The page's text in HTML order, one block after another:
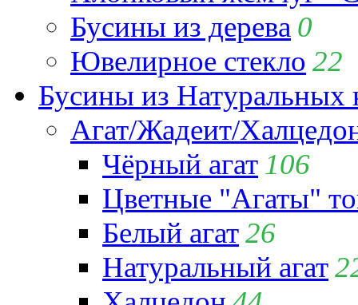
Бусины из дерева 0
Ювелирное стекло 22
Бусины из Натуральных
Агат/Жадеит/
Чёрный агат 106
Цветные "Агаты"
Белый агат26
Натуральный агат